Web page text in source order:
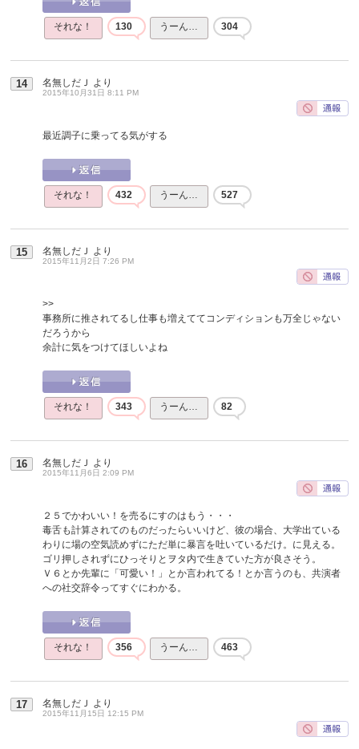
それな！ 130 うーん… 304
14 名無しだＪ より
2015年10月31日 8:11 PM
最近調子に乗ってる気がする
それな！ 432 うーん… 527
15 名無しだＪ より
2015年11月2日 7:26 PM
>>
事務所に推されてるし仕事も増えててコンディションも万全じゃない
だろうから
余計に気をつけてほしいよね
それな！ 343 うーん… 82
16 名無しだＪ より
2015年11月6日 2:09 PM
２５でかわいい！を売るにすのはもう・・・
毒舌も計算されてのものだったらいいけど、彼の場合、大学出ている
わりに場の空気読めずにただ単に暴言を吐いているだけ。に見える。
ゴリ押しされずにひっそりとヲタ内で生きていた方が良さそう。
Ｖ６とか先輩に「可愛い！」とか言われてる！とか言うのも、共演者
への社交辞令ってすぐにわかる。
それな！ 356 うーん… 463
17 名無しだＪ より
2015年11月15日 12:15 PM